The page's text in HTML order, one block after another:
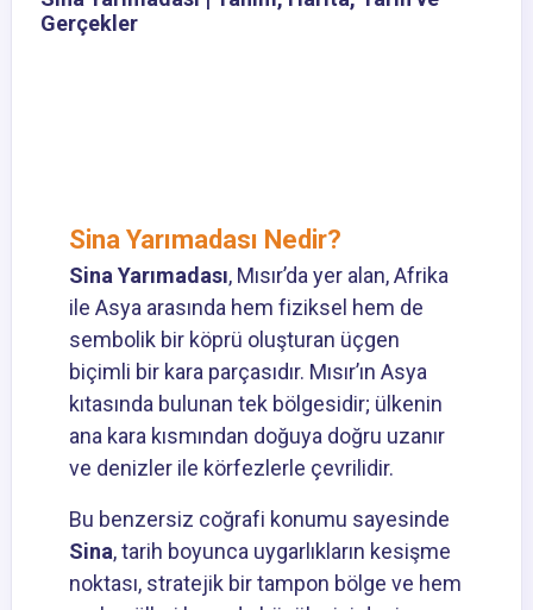
Gerçekler
Sina Yarımadası Nedir?
Sina Yarımadası, Mısır’da yer alan, Afrika
ile Asya arasında hem fiziksel hem de
sembolik bir köprü oluşturan üçgen
biçimli bir kara parçasıdır. Mısır’ın Asya
kıtasında bulunan tek bölgesidir; ülkenin
ana kara kısmından doğuya doğru uzanır
ve denizler ile körfezlerle çevrilidir.
Bu benzersiz coğrafi konumu sayesinde
Sina, tarih boyunca uygarlıkların kesişme
noktası, stratejik bir tampon bölge ve hem